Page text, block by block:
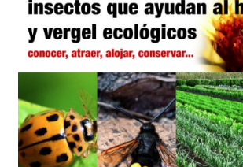
Alimentación
Libros
Apiterapia y productos de la colmena
Comida Mascotas sin Cereales